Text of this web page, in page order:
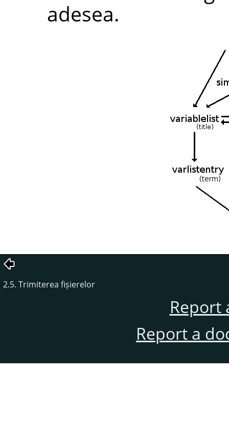
adesea.
2.5. Trimiterea fișierelor
Report
Report a